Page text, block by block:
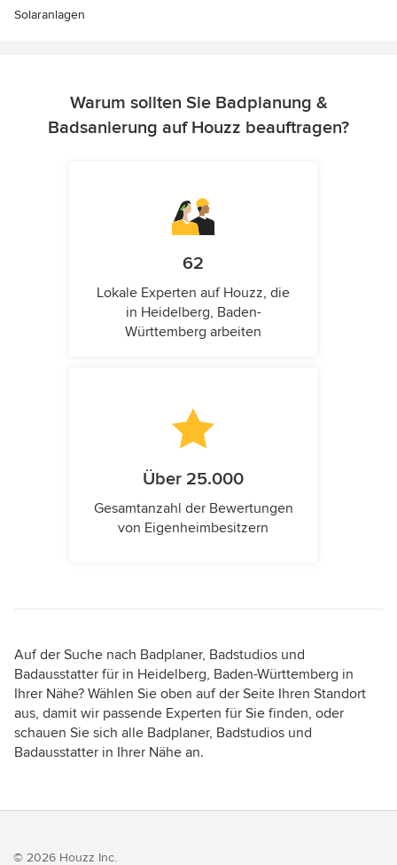
Solaranlagen
Warum sollten Sie Badplanung &
Badsanierung auf Houzz beauftragen?
62
Lokale Experten auf Houzz, die
in Heidelberg, Baden-
Württemberg arbeiten
Über 25.000
Gesamtanzahl der Bewertungen
von Eigenheimbesitzern
Auf der Suche nach Badplaner, Badstudios und
Badausstatter für in Heidelberg, Baden-Württemberg in
Ihrer Nähe? Wählen Sie oben auf der Seite Ihren Standort
aus, damit wir passende Experten für Sie finden, oder
schauen Sie sich alle Badplaner, Badstudios und
Badausstatter in Ihrer Nähe an.
© 2026 Houzz Inc.